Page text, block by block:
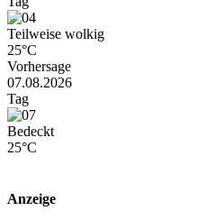
Teilweise wolkig
25°C
Vorhersage
07.08.2026
Tag
Bedeckt
25°C
Anzeige